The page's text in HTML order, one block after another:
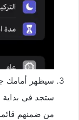
سيظهر أمامك
ستجد في
من ضمنهم